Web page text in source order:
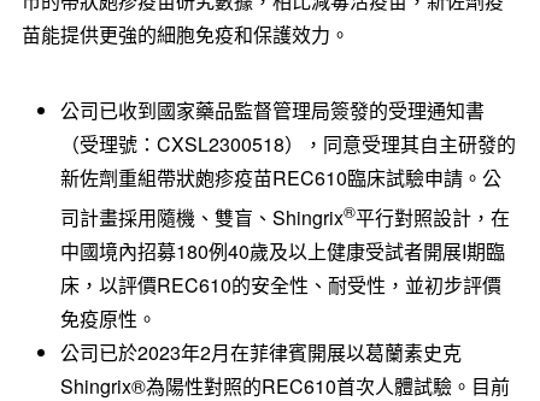
苗能提供更強的細胞免疫和保護效力。
公司已收到國家藥品監督管理局簽發的受理通知書
（受理號：CXSL2300518），同意受理其自主研發的
新佐劑重組帶狀皰疹疫苗REC610臨床試驗申請。公
司計畫採用隨機、雙盲、Shingrix®平行對照設計，在
中國境內招募180例40歲及以上健康受試者開展I期臨
床，以評價REC610的安全性、耐受性，並初步評價
免疫原性。
公司已於2023年2月在菲律賓開展以葛蘭素史克
Shingrix®為陽性對照的REC610首次人體試驗。目前